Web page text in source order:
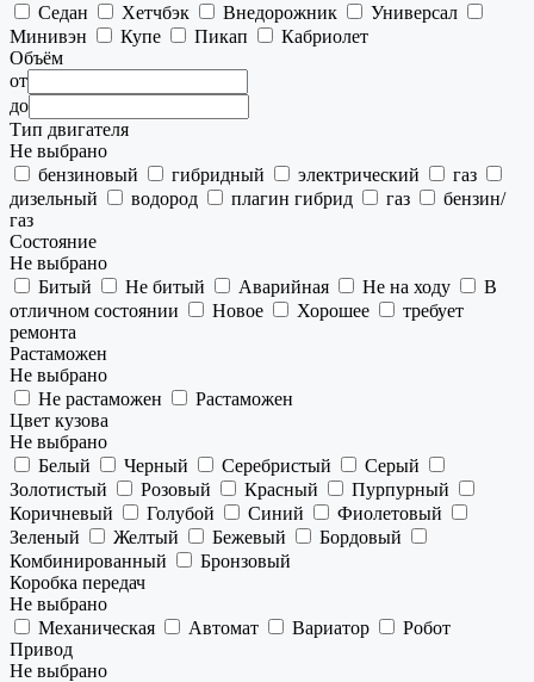
Седан
Хетчбэк Внедорожник
Универсал
Минивэн
Купе Пикап
Кабриолет
Объём
от
до
Тип двигателя
Не выбрано
бензиновый
гибридный электрический
газ
дизельный
водород плагин гибрид газ
бензин/
газ
Состояние
Не выбрано
Битый
Не битый Аварийная Не на ходу
В
отличном состоянии
Новое Хорошее
требует
ремонта
Растаможен
Не выбрано
Не растаможен
Растаможен
Цвет кузова
Не выбрано
Белый
Черный Серебристый
Серый
Золотистый
Розовый Красный
Пурпурный
Коричневый
Голубой Синий
Фиолетовый
Зеленый
Желтый Бежевый
Бордовый
Комбинированный
Бронзовый
Коробка передач
Не выбрано
Механическая
Автомат Вариатор
Робот
Привод
Не выбрано